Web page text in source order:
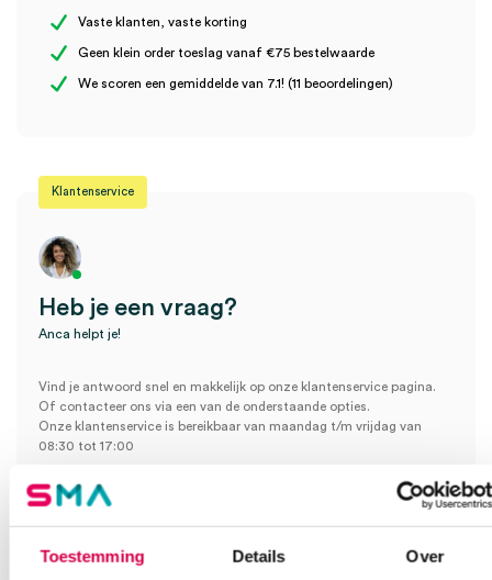
Toestemming Details Over
blauw (100)” te beoordelen
Vaste klanten, vaste korting
Geen klein order toeslag vanaf €75 bestelwaarde
We scoren een gemiddelde van 7.1! (11 beoordelingen)
Klantenservice
Heb je een vraag?
Anca helpt je!
Vind je antwoord snel en makkelijk op onze klantenservice pagina.
Of contacteer ons via een van de onderstaande opties.
Onze klantenservice is bereikbaar van maandag t/m vrijdag van
08:30 tot 17:00
Bel Anca